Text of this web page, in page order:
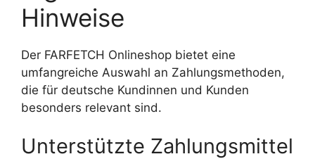
Hinweise
Der FARFETCH Onlineshop bietet eine
umfangreiche Auswahl an Zahlungsmethoden,
die für deutsche Kundinnen und Kunden
besonders relevant sind.
Unterstützte Zahlungsmittel